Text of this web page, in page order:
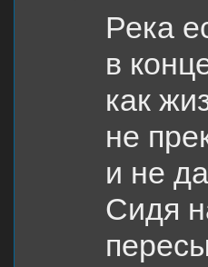
Река
в
как
не
и не
Сидя